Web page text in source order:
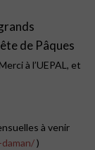
de Pâques
à l’UEPAL, et
à venir
)